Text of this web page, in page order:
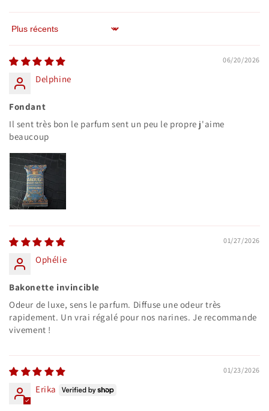
Sort by
06/20/2026
Delphine
Fondant
Il sent très bon le parfum sent un peu le propre j'aime
beaucoup
01/27/2026
Ophélie
Bakonette invincible
Odeur de luxe, sens le parfum. Diffuse une odeur très
rapidement. Un vrai régalé pour nos narines. Je recommande
vivement !
01/23/2026
Erika